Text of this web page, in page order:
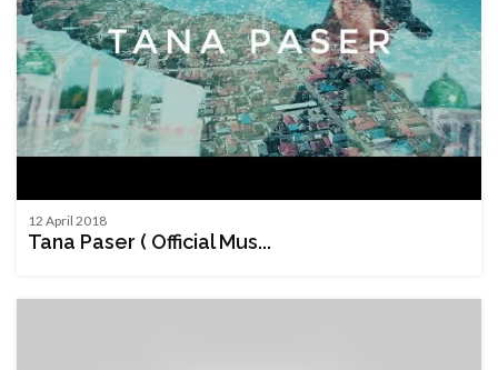
12 April 2018
Tana Paser ( Official Mus...